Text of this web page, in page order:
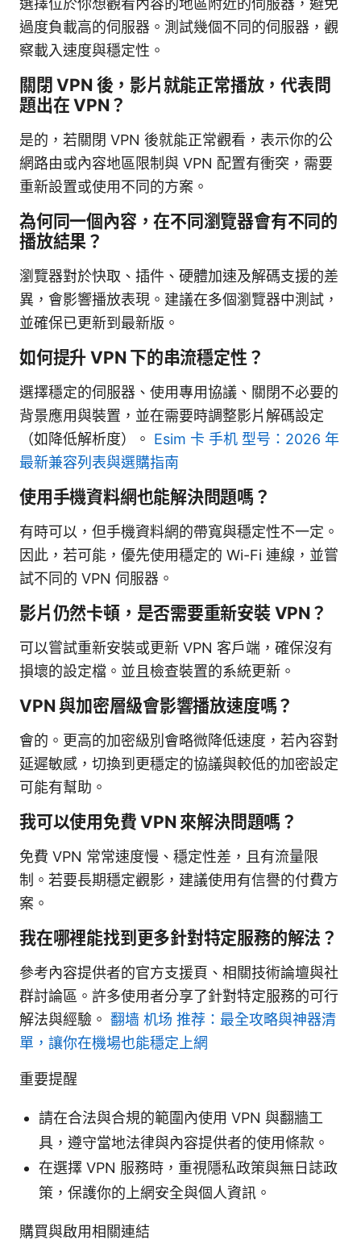
選擇位於你想觀看內容的地區附近的伺服器，避免
過度負載高的伺服器。測試幾個不同的伺服器，觀
察載入速度與穩定性。
關閉 VPN 後，影片就能正常播放，代表問
題出在 VPN？
是的，若關閉 VPN 後就能正常觀看，表示你的公
網路由或內容地區限制與 VPN 配置有衝突，需要
重新設置或使用不同的方案。
為何同一個內容，在不同瀏覽器會有不同的
播放結果？
瀏覽器對於快取、插件、硬體加速及解碼支援的差
異，會影響播放表現。建議在多個瀏覽器中測試，
並確保已更新到最新版。
如何提升 VPN 下的串流穩定性？
選擇穩定的伺服器、使用專用協議、關閉不必要的
背景應用與裝置，並在需要時調整影片解碼設定
（如降低解析度）。 Esim 卡 手机 型号：2026 年
最新兼容列表與選購指南
使用手機資料網也能解決問題嗎？
有時可以，但手機資料網的帶寬與穩定性不一定。
因此，若可能，優先使用穩定的 Wi-Fi 連線，並嘗
試不同的 VPN 伺服器。
影片仍然卡頓，是否需要重新安裝 VPN？
可以嘗試重新安裝或更新 VPN 客戶端，確保沒有
損壞的設定檔。並且檢查裝置的系統更新。
VPN 與加密層級會影響播放速度嗎？
會的。更高的加密級別會略微降低速度，若內容對
延遲敏感，切換到更穩定的協議與較低的加密設定
可能有幫助。
我可以使用免費 VPN 來解決問題嗎？
免費 VPN 常常速度慢、穩定性差，且有流量限
制。若要長期穩定觀影，建議使用有信譽的付費方
案。
我在哪裡能找到更多針對特定服務的解法？
參考內容提供者的官方支援頁、相關技術論壇與社
群討論區。許多使用者分享了針對特定服務的可行
解法與經驗。 翻墙 机场 推荐：最全攻略與神器清
單，讓你在機場也能穩定上網
重要提醒
請在合法與合規的範圍內使用 VPN 與翻牆工
具，遵守當地法律與內容提供者的使用條款。
在選擇 VPN 服務時，重視隱私政策與無日誌政
策，保護你的上網安全與個人資訊。
購買與啟用相關連結